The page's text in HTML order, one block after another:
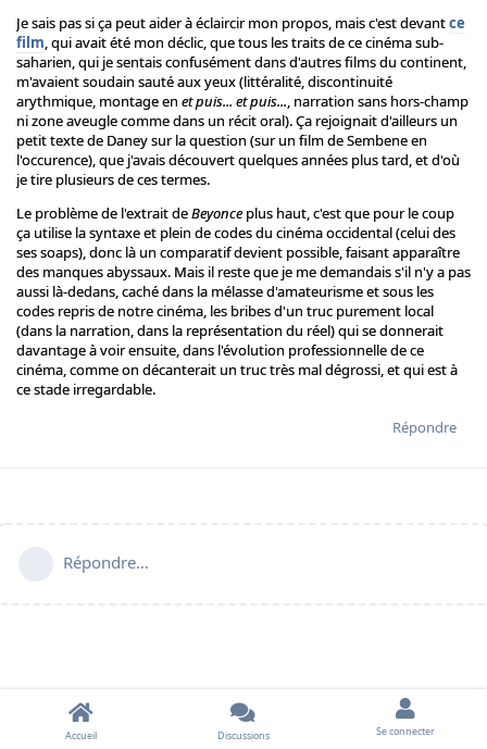
Je sais pas si ça peut aider à éclaircir mon propos, mais c'est devantce
film , qui avait été mon déclic, que tous les traits de ce cinéma sub-
saharien, qui je sentais confusément dans d'autres films du continent,
m'avaient soudain sauté aux yeux (littéralité, discontinuité
arythmique, montage en et puis... et puis... , narration sans hors-champ
ni zone aveugle comme dans un récit oral). Ça rejoignait d'ailleurs un
petit texte de Daney sur la question (sur un film de Sembene en
l'occurence), que j'avais découvert quelques années plus tard, et d'où
je tire plusieurs de ces termes.
Le problème de l'extrait deBeyonce plus haut, c'est que pour le coup
ça utilise la syntaxe et plein de codes du cinéma occidental (celui des
ses soaps), donc là un comparatif devient possible, faisant apparaître
des manques abyssaux. Mais il reste que je me demandais s'il n'y a pas
aussi là-dedans, caché dans la mélasse d'amateurisme et sous les
codes repris de notre cinéma, les bribes d'un truc purement local
(dans la narration, dans la représentation du réel) qui se donnerait
davantage à voir ensuite, dans l'évolution professionnelle de ce
cinéma, comme on décanterait un truc très mal dégrossi, et qui est à
ce stade irregardable.
Répondre
Répondre…
Accueil Discussions Se connecter